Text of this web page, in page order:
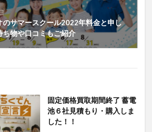
のサマースクール2022年料金と申し
ち物や口コミもご紹介
固定価格買取期間終了 蓄電
池６社見積もり・購入しま
した！！